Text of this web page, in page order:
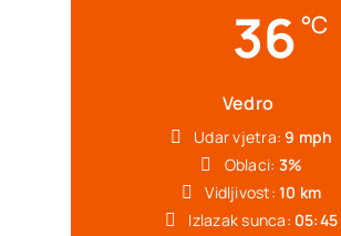
36 °C
Vedro
Udar vjetra: 9 mph
Oblaci: 3%
Vidljivost: 10 km
Izlazak sunca: 05:45